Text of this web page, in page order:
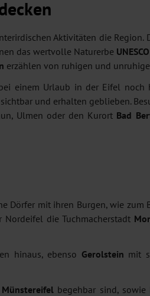
Aktivitäten die
das wertvolle Naturerbe
erzählen von ruhigen und
einem Urlaub in der Eifel
und erhalten geblieben.
Ulmen oder den Kurort Bad
Dörfer mit ihren Burgen, wie zum
die Tuchmacherstadt
hinaus, ebenso Gerolstein mit
Münstereifelbegehbar sind, sowie